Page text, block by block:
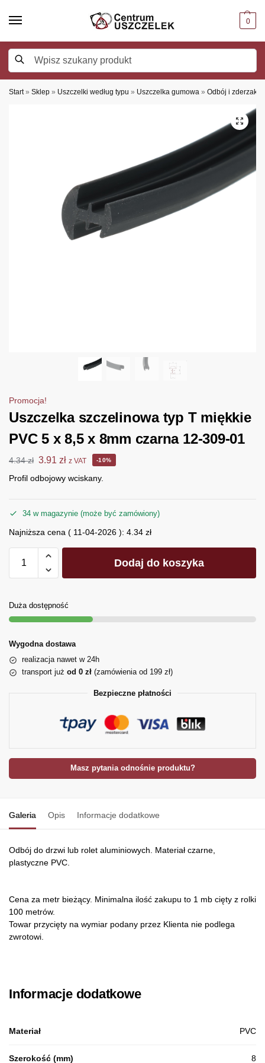
0
Start » Sklep » Uszczelki według typu » Uszczelka gumowa » Odbój i zderzak
Promocja!
Uszczelka szczelinowa typ T miękkie
PVC 5 x 8,5 x 8mm czarna 12-309-01
4.34zł 3.91 zł z VAT -10%
Profil odbojowy wciskany.
34 w magazynie (może być zamówiony)
Najniższa cena ( 11-04-2026 ): 4.34 zł
Dodaj do koszyka
Duża dostępność
Wygodna dostawa
realizacja nawet w 24h
transport już od 0 zł (zamówienia od 199 zł)
Bezpieczne płatności
Masz pytania odnośnie produktu?
Galeria Opis Informacje dodatkowe
Odbój do drzwi lub rolet aluminiowych. Materiał czarne,
plastyczne PVC.
Cena za metr bieżący. Minimalna ilość zakupu to 1 mb cięty z rolki
100 metrów.
Towar przycięty na wymiar podany przez Klienta nie podlega
zwrotowi.
Informacje dodatkowe
Materiał PVC
Szerokość (mm) 8